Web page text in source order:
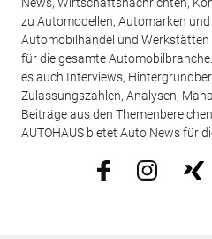
News, Wirtschaftsnachrichten,
zu Automodellen, Automarken
Automobilhandel und
für die gesamte
es auch Interviews,
Zulassungszahlen, Analysen,
Beiträge aus den
AUTOHAUS bietet Auto News für